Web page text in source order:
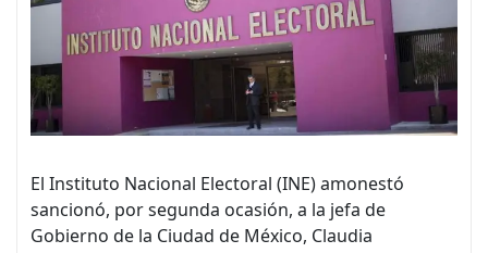
El Instituto Nacional Electoral (INE) amonestó
sancionó, por segunda ocasión, a la jefa de
Gobierno de la Ciudad de México, Claudia